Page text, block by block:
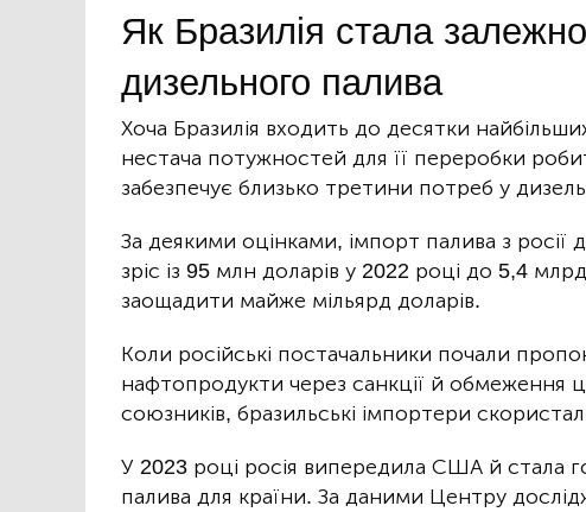
Як Бразилія стала
дизельного палива
Хоча Бразилія входить до десятки
нестача потужностей для її переробки
забезпечує близько третини потреб у
За деякими оцінками, імпорт палива з росії
зріс із 95 млн доларів у 2022 році до 5,4
заощадити майже мільярд доларів.
Коли російські постачальники почали
нафтопродукти через санкції й обмеження
союзників, бразильські імпортери
У 2023 році росія випередила США й стала
палива для країни. За даними Центру